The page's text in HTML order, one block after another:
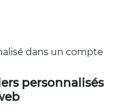
personnalisés